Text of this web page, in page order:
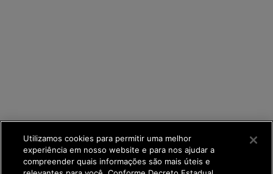
Utilizamos cookies para permitir uma melhor
experiência em nosso website e para nos ajudar a
compreender quais informações são mais úteis e